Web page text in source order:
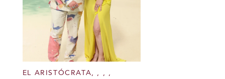
EL ARISTÓCRATA, , , ,